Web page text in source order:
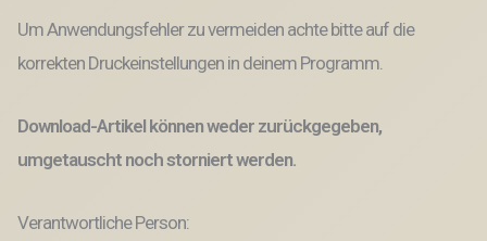
Um Anwendungsfehler zu vermeiden achte bitte auf die
korrekten Druckeinstellungen in deinem Programm.
Download-Artikel können weder zurückgegeben,
umgetauscht noch storniert werden.
Verantwortliche Person: